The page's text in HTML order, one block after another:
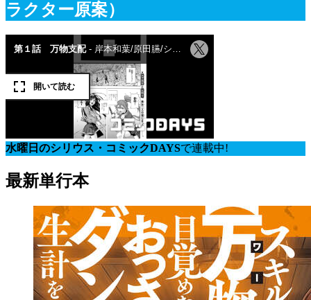
ラクター原案）
水曜日のシリウス・コミックDAYSで連載中!
最新単行本